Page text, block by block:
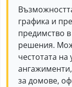
графика и
предимство
решения.
честотата на
за домове,